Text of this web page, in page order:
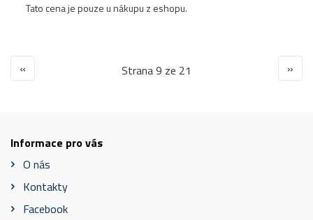
Tato cena je pouze u nákupu z eshopu.
« Strana 9 ze 21 »
Informace pro vás
O nás
Kontakty
Facebook